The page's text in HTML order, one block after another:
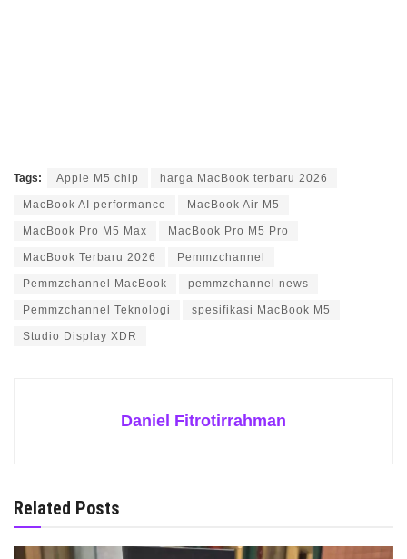
Tags: Apple M5 chip harga MacBook terbaru 2026
MacBook AI performance MacBook Air M5
MacBook Pro M5 Max MacBook Pro M5 Pro
MacBook Terbaru 2026 Pemmzchannel
Pemmzchannel MacBook pemmzchannel news
Pemmzchannel Teknologi spesifikasi MacBook M5
Studio Display XDR
Daniel Fitrotirrahman
Related Posts